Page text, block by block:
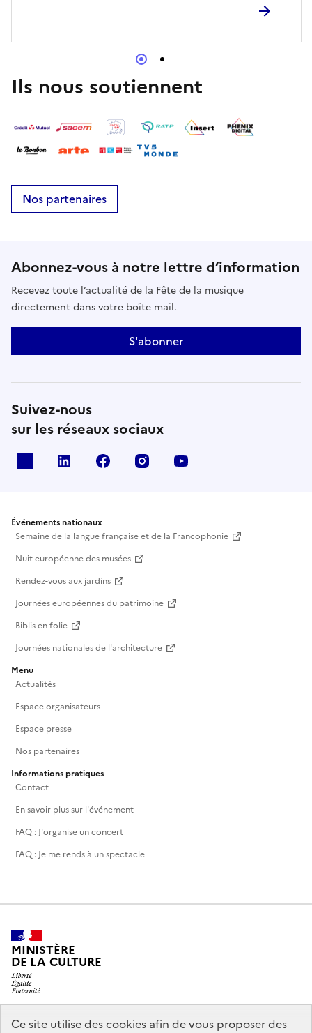
Ce site utilise des cookies afin de vous proposer des
Ils nous soutiennent
Nos partenaires
Abonnez-vous à notre lettre d’information
Recevez toute l’actualité de la Fête de la musique
directement dans votre boîte mail.
S'abonner
Suivez-nous
sur les réseaux sociaux
Linkedin Facebook Instagram
Événements nationaux
Semaine de la langue française et de la Francophonie
Nuit européenne des musées
Rendez-vous aux jardins
Journées européennes du patrimoine
Biblis en folie
Journées nationales de l'architecture
Menu
Actualités
Espace organisateurs
Espace presse
Nos partenaires
Informations pratiques
Contact
En savoir plus sur l'événement
FAQ : J'organise un concert
FAQ : Je me rends à un spectacle
MINISTÈRE
DE LA CULTURE